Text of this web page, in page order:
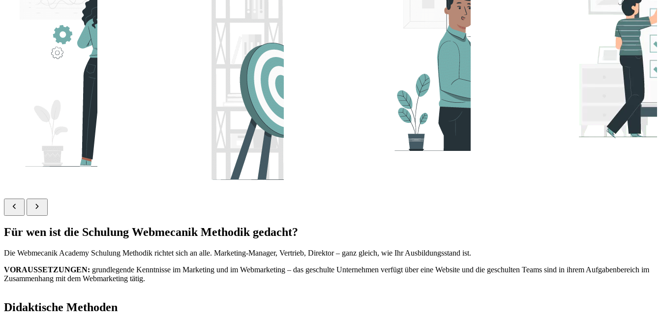
Für wen ist die Schulung Webmecanik Methodik gedacht?
Die Webmecanik Academy Schulung Methodik richtet sich an alle. Marketing-Manager, Vertrieb, Direktor – ganz gleich, wie Ihr Ausbildungsstand ist.
VORAUSSETZUNGEN: grundlegende Kenntnisse im Marketing und im Webmarketing – das geschulte Unternehmen verfügt über eine Website und die geschulten Teams sind in ihrem Aufgabenbereich im
Zusammenhang mit dem Webmarketing tätig.
Didaktische Methoden